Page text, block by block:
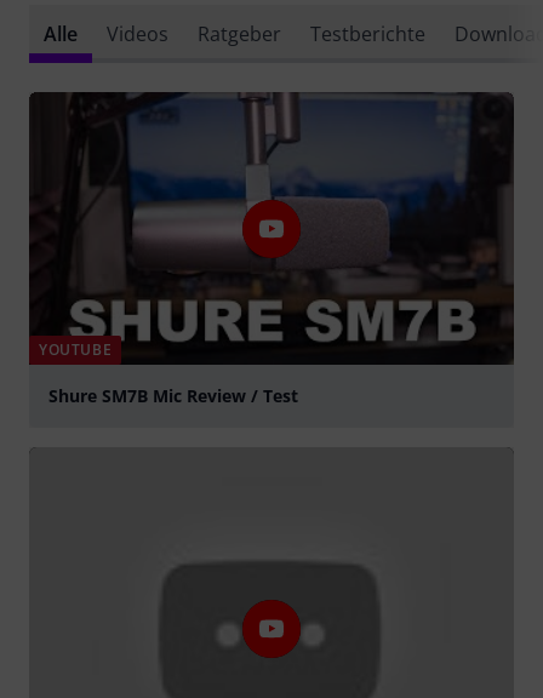
Alle Videos Ratgeber Testberichte
YOUTUBE
Shure SM7B Mic Review / Test